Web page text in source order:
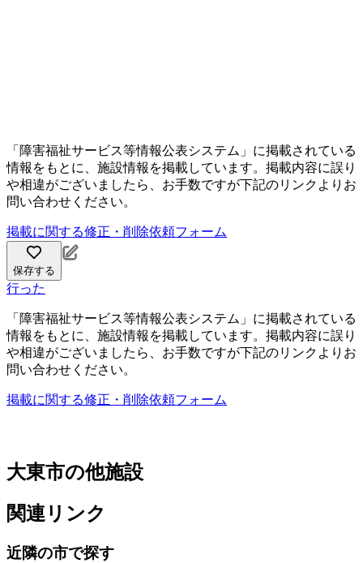
「障害福祉サービス等情報公表システム」に掲載されている
情報をもとに、施設情報を掲載しています。掲載内容に誤り
や相違がございましたら、お手数ですが下記のリンクよりお
問い合わせください。
掲載に関する修正・削除依頼フォーム
保存する
行った
「障害福祉サービス等情報公表システム」に掲載されている
情報をもとに、施設情報を掲載しています。掲載内容に誤り
や相違がございましたら、お手数ですが下記のリンクよりお
問い合わせください。
掲載に関する修正・削除依頼フォーム
大東市の他施設
関連リンク
近隣の市で探す